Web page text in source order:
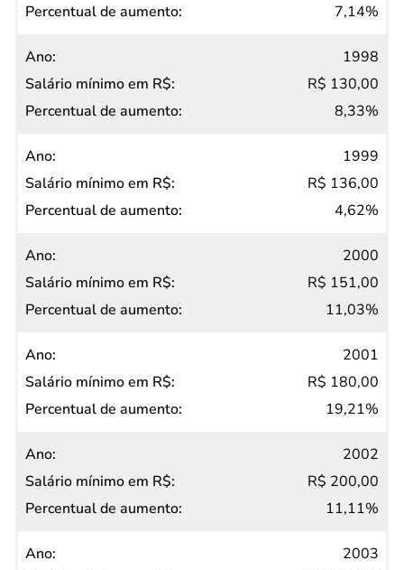
7,14%
1998
R$ 130,00
8,33%
1999
R$ 136,00
4,62%
2000
R$ 151,00
11,03%
2001
R$ 180,00
19,21%
2002
R$ 200,00
11,11%
2003